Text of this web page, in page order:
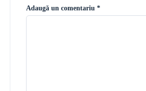
Adaugă un comentariu *